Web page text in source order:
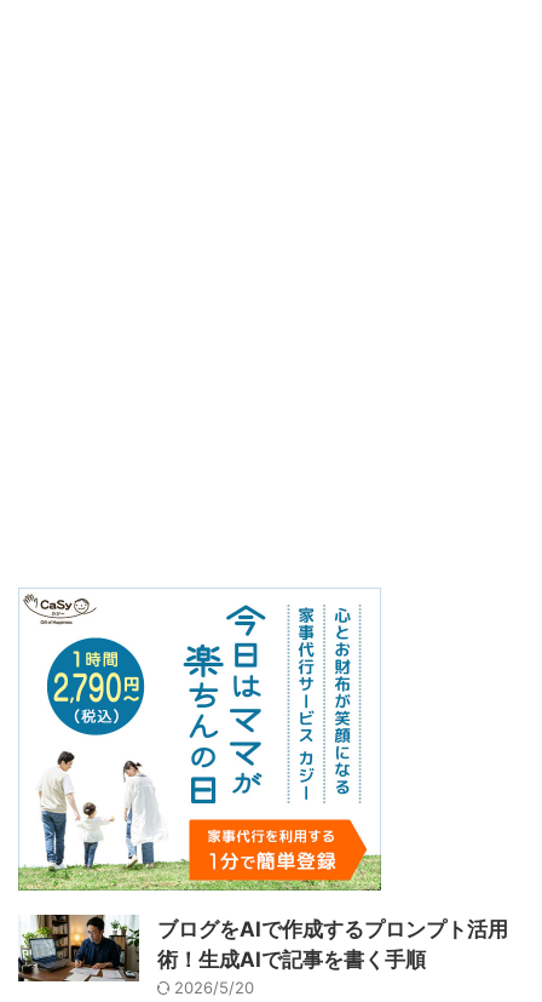
ブログをAIで作成するプロンプト活用
術！生成AIで記事を書く手順
2026/5/20